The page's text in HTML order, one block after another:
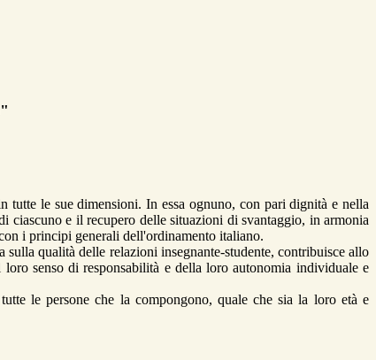
le sue dimensioni. In essa ognuno, con pari dignità e nella
e il recupero delle situazioni di svantaggio, in armonia
i principi generali dell'ordinamento italiano.
qualità delle relazioni insegnante-studente, contribuisce allo
senso di responsabilità e della loro autonomia individuale e
le persone che la compongono, quale che sia la loro età e